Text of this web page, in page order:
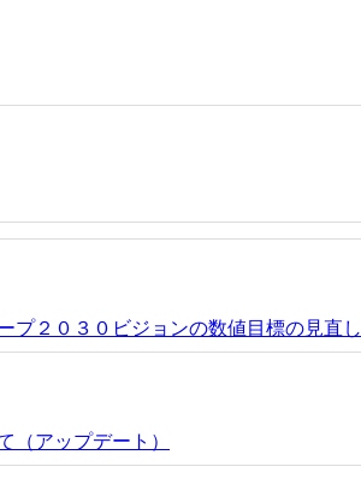
プ２０３０ビジョンの数値目標の見直
（アップデート）